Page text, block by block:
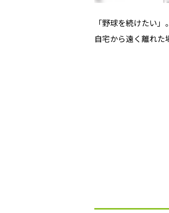
「野球を続けたい
自宅から遠く離れた